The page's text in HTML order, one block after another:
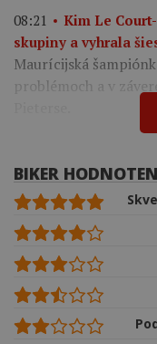
08:21
Kim Le
skupiny a vyhrala
Maurícijská
problémoch a v
BIKER